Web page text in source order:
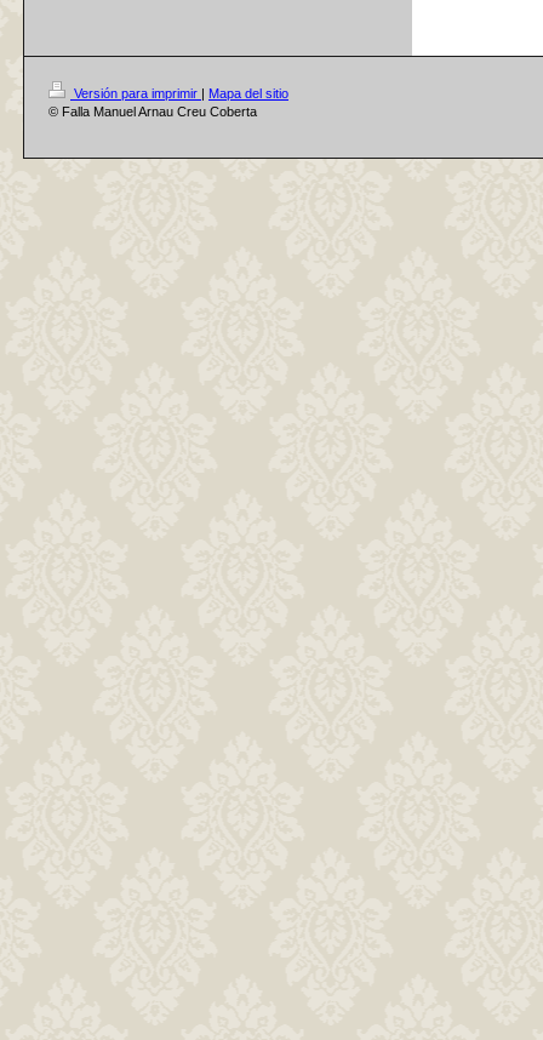
Versión para imprimir | Mapa del sitio
© Falla Manuel Arnau Creu Coberta